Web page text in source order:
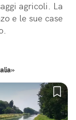
agricoli. La
e le sue case